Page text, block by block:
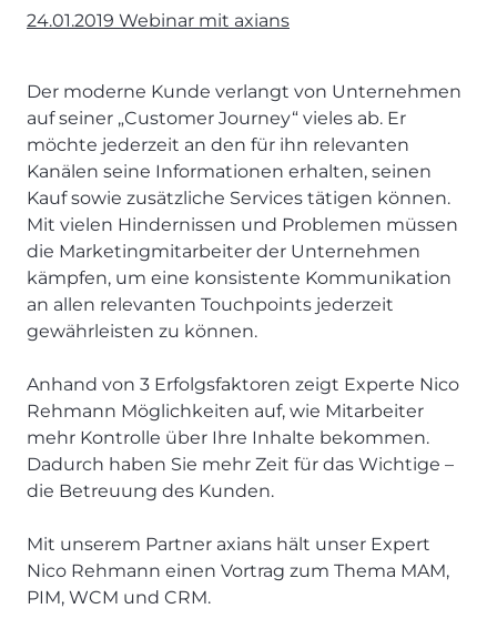
Rehmann
24.01.2019 Webinar mit axians
Der moderne Kunde verlangt von Unternehmen
auf seiner „Customer Journey“ vieles ab. Er
möchte jederzeit an den für ihn relevanten
Kanälen seine Informationen erhalten, seinen
Kauf sowie zusätzliche Services tätigen können.
Mit vielen Hindernissen und Problemen müssen
die Marketingmitarbeiter der Unternehmen
kämpfen, um eine konsistente Kommunikation
an allen relevanten Touchpoints jederzeit
gewährleisten zu können.
Anhand von 3 Erfolgsfaktoren zeigt Experte Nico
Rehmann Möglichkeiten auf, wie Mitarbeiter
mehr Kontrolle über Ihre Inhalte bekommen.
Dadurch haben Sie mehr Zeit für das Wichtige –
die Betreuung des Kunden.
Mit unserem Partner axians hält unser Expert
Nico Rehmann einen Vortrag zum Thema MAM,
PIM, WCM und CRM.